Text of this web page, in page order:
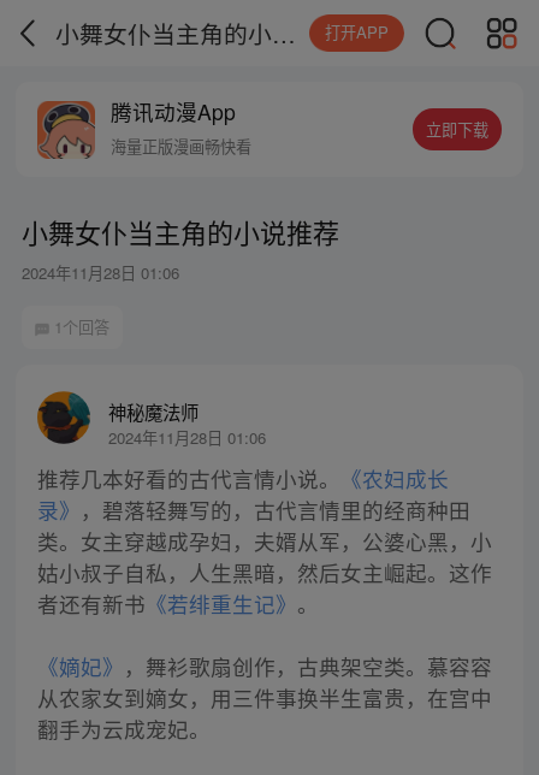
小舞女仆当主角的小说推荐 打开APP
腾讯动漫App
海量正版漫画畅快看
立即下载
小舞女仆当主角的小说推荐
2024年11月28日 01:06
1个回答
神秘魔法师
2024年11月28日 01:06
推荐几本好看的古代言情小说。
《农妇成长
录》 ，碧落轻舞写的，古代言情里的经商种田
类。女主穿越成孕妇，夫婿从军，公婆心黑，小
姑小叔子自私，人生黑暗，然后女主崛起。这作
者还有新书 《若绯重生记》 。
《嫡妃》 ，舞衫歌扇创作，古典架空类。慕容容
从农家女到嫡女，用三件事换半生富贵，在宫中
翻手为云成宠妃。